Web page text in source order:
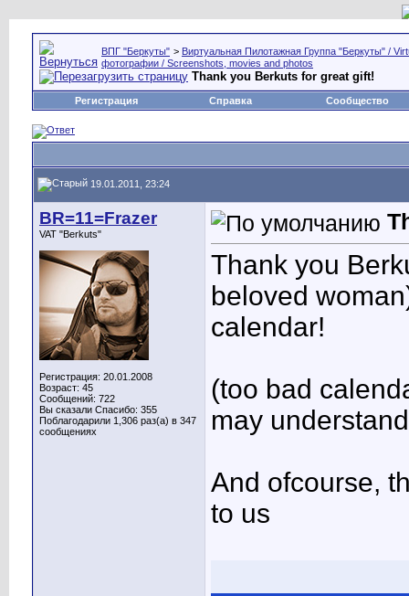
ВПГ "Беркуты" > Виртуальная Пилотажная Группа "Беркуты" /
фотографии / Screenshots, movies and photos
Thank you Berkuts for great gift!
Регистрация Справка Сообщество
19.01.2011, 23:24
BR=11=Frazer
VAT "Berkuts"
Регистрация: 20.01.2008
Возраст: 45
Сообщений: 722
Вы сказали Спасибо: 355
Поблагодарили 1,306 раз(а) в 347
сообщениях
Thank you
beloved
calendar!
(too bad
may
And ofcourse,
to us